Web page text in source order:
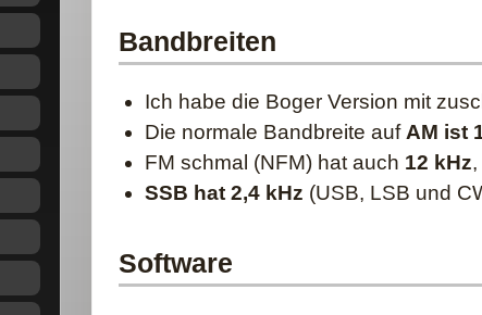
Bandbreiten
Ich habe die Boger Version mit
Die normale Bandbreite aufAM ist
FM schmal (NFM) hat auch 12 kHz
SSB hat 2,4 kHz (USB, LSB und
Software